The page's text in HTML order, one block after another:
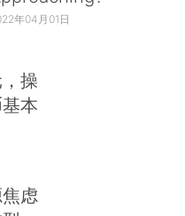
年04月01日
操
本
虑